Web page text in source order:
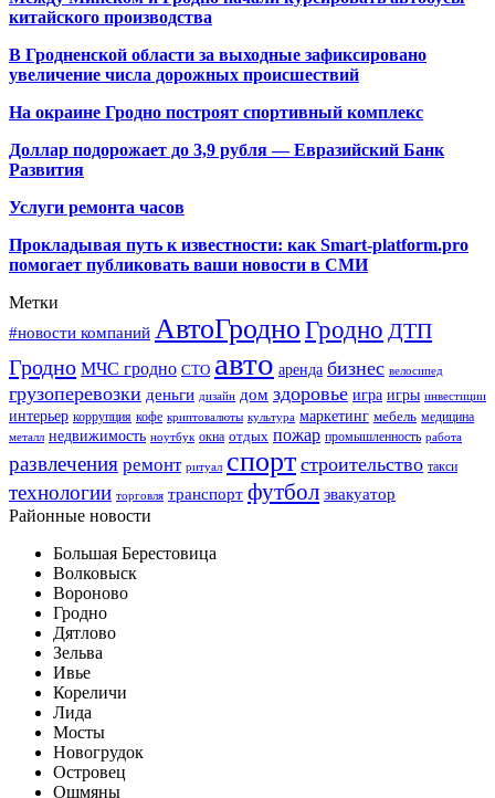
китайского производства
В Гродненской области за выходные зафиксировано
увеличение числа дорожных происшествий
На окраине Гродно построят спортивный комплекс
Доллар подорожает до 3,9 рубля — Евразийский Банк
Развития
Услуги ремонта часов
Прокладывая путь к известности: как Smart-platform.pro
помогает публиковать ваши новости в СМИ
Метки
#новости компаний АвтоГродноГродно ДТП
Гродно МЧС гродно СТО авто аренда бизнес велосипед
грузоперевозки деньги дизайн дом здоровье игра игры инвестиции
интерьер коррупция кофе криптовалюты культура маркетинг мебель медицина
металл недвижимость ноутбук окна отдых пожар промышленность работа
развлечения ремонт ритуал спорт строительство такси
технологии торговля транспорт футбол эвакуатор
Районные новости
Большая Берестовица
Волковыск
Вороново
Гродно
Дятлово
Зельва
Ивье
Кореличи
Лида
Мосты
Новогрудок
Островец
Ошмяны